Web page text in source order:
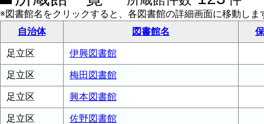
※図書館名をクリックすると、各図書館の詳細画面に移動しま
自治体
図書館名
足立区 伊興図書館
足立区 梅田図書館
足立区 興本図書館
足立区 佐野図書館